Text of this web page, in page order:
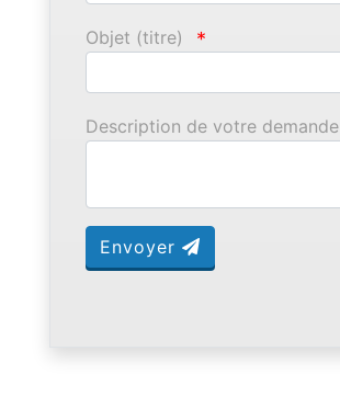
Objet (titre) *
Description de votre demande
Envoyer